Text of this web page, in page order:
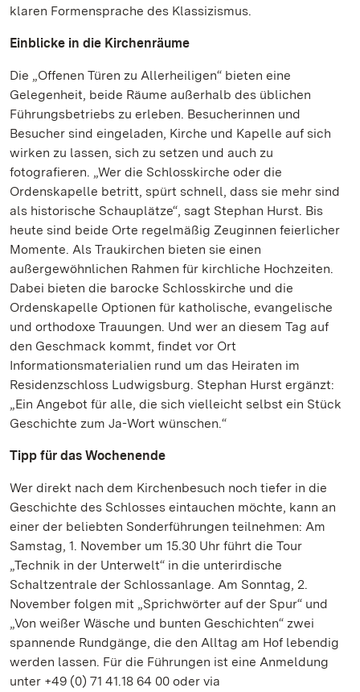
klaren Formensprache des Klassizismus.
Einblicke in die Kirchenräume
Die „Offenen Türen zu Allerheiligen“ bieten eine
Gelegenheit, beide Räume außerhalb des üblichen
Führungsbetriebs zu erleben. Besucherinnen und
Besucher sind eingeladen, Kirche und Kapelle auf sich
wirken zu lassen, sich zu setzen und auch zu
fotografieren. „Wer die Schlosskirche oder die
Ordenskapelle betritt, spürt schnell, dass sie mehr sind
als historische Schauplätze“, sagt Stephan Hurst. Bis
heute sind beide Orte regelmäßig Zeuginnen feierlicher
Momente. Als Traukirchen bieten sie einen
außergewöhnlichen Rahmen für kirchliche Hochzeiten.
Dabei bieten die barocke Schlosskirche und die
Ordenskapelle Optionen für katholische, evangelische
und orthodoxe Trauungen. Und wer an diesem Tag auf
den Geschmack kommt, findet vor Ort
Informationsmaterialien rund um das Heiraten im
Residenzschloss Ludwigsburg. Stephan Hurst ergänzt:
„Ein Angebot für alle, die sich vielleicht selbst ein Stück
Geschichte zum Ja-Wort wünschen.“
Tipp für das Wochenende
Wer direkt nach dem Kirchenbesuch noch tiefer in die
Geschichte des Schlosses eintauchen möchte, kann an
einer der beliebten Sonderführungen teilnehmen: Am
Samstag, 1. November um 15.30 Uhr führt die Tour
„Technik in der Unterwelt“ in die unterirdische
Schaltzentrale der Schlossanlage. Am Sonntag, 2.
November folgen mit „Sprichwörter auf der Spur“ und
„Von weißer Wäsche und bunten Geschichten“ zwei
spannende Rundgänge, die den Alltag am Hof lebendig
werden lassen. Für die Führungen ist eine Anmeldung
unter +49 (0) 71 41.18 64 00 oder via